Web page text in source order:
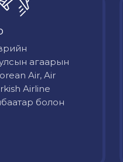
агаарын
Air, Air
Airline
болон